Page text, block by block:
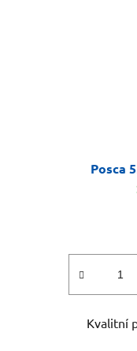
Posca
Kvalitní